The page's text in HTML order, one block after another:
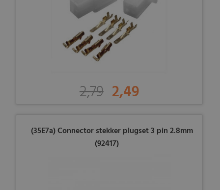
2,79 2,49
(35E7a) Connector stekker plugset 3 pin 2.8mm
(92417)